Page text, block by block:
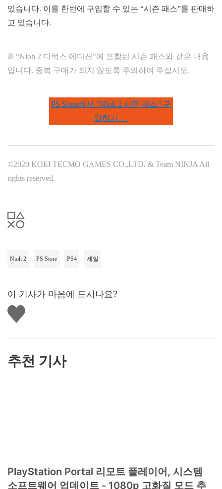
있습니다. 이를 한번에 구입할 수 있는 “시즌 패스”를 판매하
고 있습니다.
※ “Nioh 2 디럭스 에디션”에 포함된 시즌 패스와 같은 내용
입니다. 중복 구매가 되지 않도록 주의하여 주십시오.
PS Store에서 “NIoh 2 시즌 패스” 구
입하기
©2020 KOEI TECMO GAMES CO.,LTD. & Team NINJA All
rights reserved.
Nioh 2 PS Store PS4 세일
이 기사가 마음에 드시나요?
좋
아
추천 기사
PlayStation Portal 리모트 플레이어, 시스템
소프트웨어 업데이트 - 1080p 고화질 모드 추